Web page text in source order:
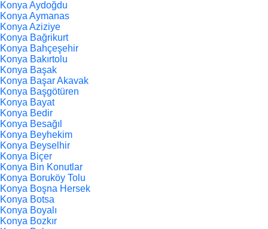
Konya Aydoğdu
Konya Aymanas
Konya Aziziye
Konya Bağrikurt
Konya Bahçeşehir
Konya Bakırtolu
Konya Başak
Konya Başar Akavak
Konya Başgötüren
Konya Bayat
Konya Bedir
Konya Besağıl
Konya Beyhekim
Konya Beyselhir
Konya Biçer
Konya Bin Konutlar
Konya Boruköy Tolu
Konya Boşna Hersek
Konya Botsa
Konya Boyalı
Konya Bozkır